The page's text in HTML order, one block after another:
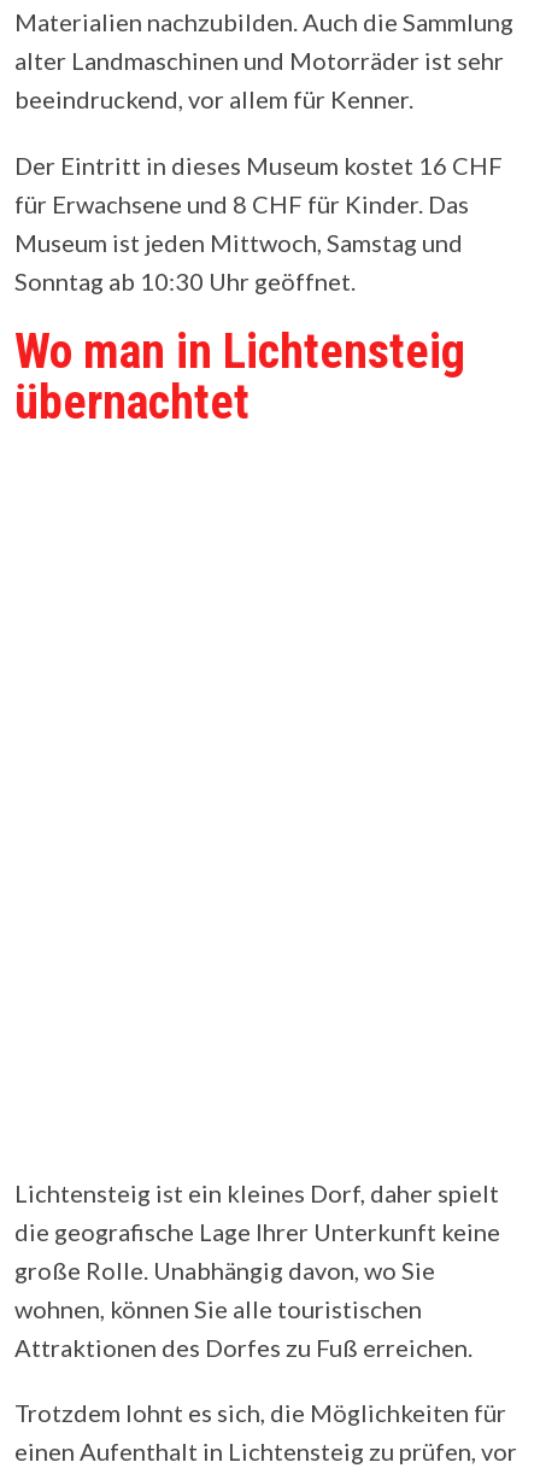
Materialien nachzubilden. Auch die Sammlung
alter Landmaschinen und Motorräder ist sehr
beeindruckend, vor allem für Kenner.
Der Eintritt in dieses Museum kostet 16 CHF
für Erwachsene und 8 CHF für Kinder. Das
Museum ist jeden Mittwoch, Samstag und
Sonntag ab 10:30 Uhr geöffnet.
Wo man in Lichtensteig
übernachtet
Lichtensteig ist ein kleines Dorf, daher spielt
die geografische Lage Ihrer Unterkunft keine
große Rolle. Unabhängig davon, wo Sie
wohnen, können Sie alle touristischen
Attraktionen des Dorfes zu Fuß erreichen.
Trotzdem lohnt es sich, die Möglichkeiten für
einen Aufenthalt in Lichtensteig zu prüfen, vor